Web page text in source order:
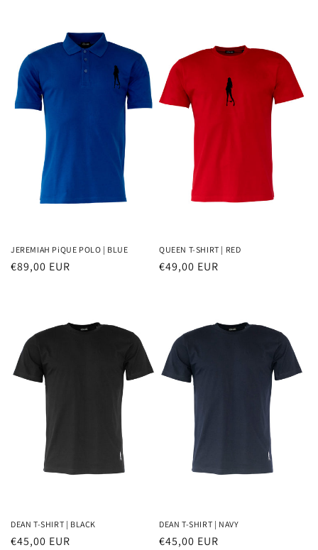
JEREMIAH PiQUE POLO | BLUE
Normaler
€89,00 EUR
QUEEN T-SHIRT | RED
Normaler
€49,00 EUR
DEAN T-SHIRT | BLACK
Normaler
€45,00 EUR
DEAN T-SHIRT | NAVY
Normaler
€45,00 EUR